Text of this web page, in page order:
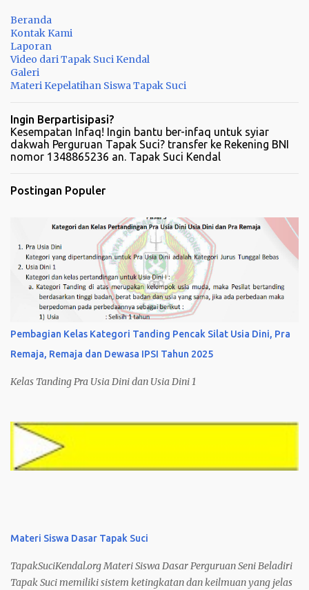
e
n
t
a
Beranda
Kontak Kami
Laporan
Video dari Tapak Suci Kendal
Galeri
Materi Kepelatihan Siswa Tapak Suci
Ingin Berpartisipasi?
Kesempatan Infaq! Ingin bantu ber-infaq untuk syiar
dakwah Perguruan Tapak Suci? transfer ke Rekening BNI
nomor 1348865236 an. Tapak Suci Kendal
Postingan Populer
Pembagian Kelas Kategori Tanding Pencak Silat Usia Dini, Pra
Remaja, Remaja dan Dewasa IPSI Tahun 2025
Kelas Tanding Pra Usia Dini dan Usia Dini 1
Materi Siswa Dasar Tapak Suci
TapakSuciKendal.org Materi Siswa Dasar Perguruan Seni Beladiri
Tapak Suci memiliki sistem ketingkatan dan keilmuan yang jelas